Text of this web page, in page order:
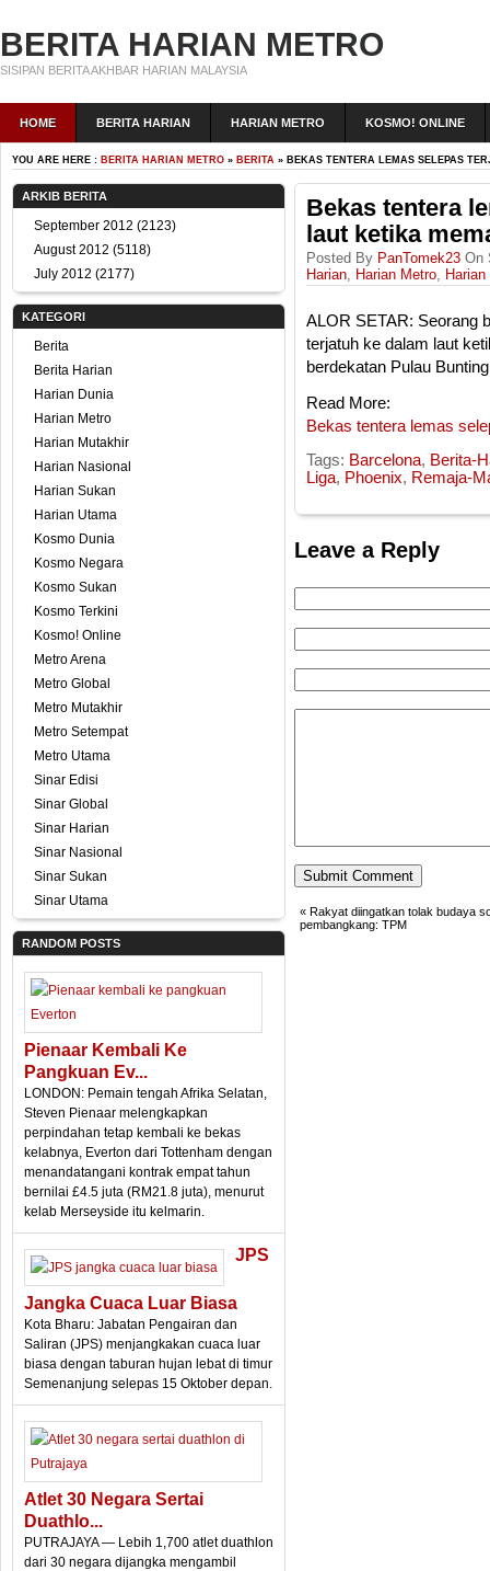
BERITA HARIAN METRO
SISIPAN BERITA AKHBAR HARIAN MALAYSIA
HOME BERITA HARIAN HARIAN METRO KOSMO! ONLINE
YOU ARE HERE : BERITA HARIAN METRO » BERITA » BEKAS TENTERA LEMAS SELEPAS
ARKIB BERITA
September 2012 (2123)
August 2012 (5118)
July 2012 (2177)
KATEGORI
Berita
Berita Harian
Harian Dunia
Harian Metro
Harian Mutakhir
Harian Nasional
Harian Sukan
Harian Utama
Kosmo Dunia
Kosmo Negara
Kosmo Sukan
Kosmo Terkini
Kosmo! Online
Metro Arena
Metro Global
Metro Mutakhir
Metro Setempat
Metro Utama
Sinar Edisi
Sinar Global
Sinar Harian
Sinar Nasional
Sinar Sukan
Sinar Utama
RANDOM POSTS
Pienaar Kembali Ke
Pangkuan Ev...
LONDON: Pemain tengah Afrika Selatan,
Steven Pienaar melengkapkan
perpindahan tetap kembali ke bekas
kelabnya, Everton dari Tottenham dengan
menandatangani kontrak empat tahun
bernilai £4.5 juta (RM21.8 juta), menurut
kelab Merseyside itu kelmarin.
JPS
Jangka Cuaca Luar Biasa
Kota Bharu: Jabatan Pengairan dan
Saliran (JPS) menjangkakan cuaca luar
biasa dengan taburan hujan lebat di timur
Semenanjung selepas 15 Oktober depan.
Atlet 30 Negara Sertai
Duathlo...
PUTRAJAYA — Lebih 1,700 atlet duathlon
dari 30 negara dijangka mengambil
Bekas tentera
laut ketika
Posted By PanTomek23 On
Harian, Harian Metro,
ALOR SETAR: Seorang
terjatuh ke dalam laut
berdekatan Pulau
Read More:
Bekas tentera lemas
Tags: Barcelona, Berita-
Liga, Phoenix, Remaja-
Leave a Reply
« Rakyat diingatkan tolak budaya
pembangkang: TPM